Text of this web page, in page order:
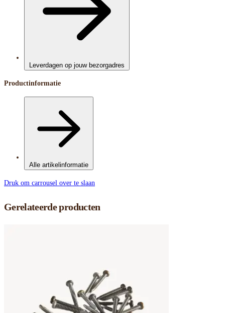
Leverdagen op jouw bezorgadres
Productinformatie
Alle artikelinformatie
Druk om carrousel over te slaan
Gerelateerde producten